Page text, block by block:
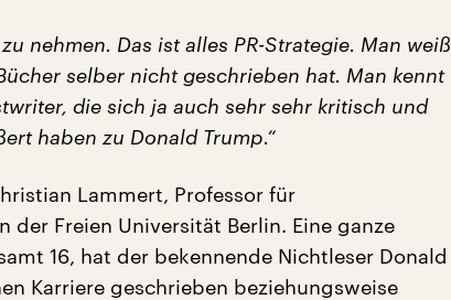
nehmen. Das ist alles PR-Strategie. Man weiß
selber nicht geschrieben hat. Man kennt
die sich ja auch sehr sehr kritisch und
haben zu Donald Trump.“
Lammert, Professor für
der Freien Universität Berlin. Eine ganze
16, hat der bekennende Nichtleser Donald
Karriere geschrieben beziehungsweise